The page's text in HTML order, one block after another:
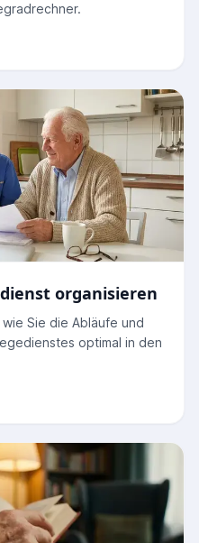
organisieren
Sie die Abläufe und
optimal in den